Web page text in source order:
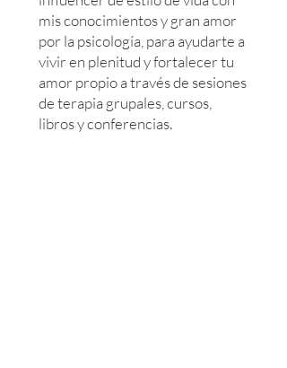
mis conocimientos y gran amor
por la psicología, para ayudarte a
vivir en plenitud y fortalecer tu
amor propio a través de sesiones
de terapia grupales, cursos,
libros y conferencias.